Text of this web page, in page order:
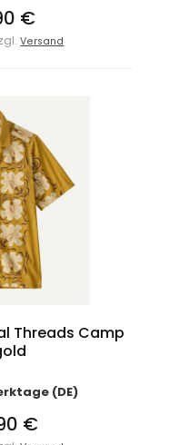
€
Versand
Threads Camp
(DE)
€